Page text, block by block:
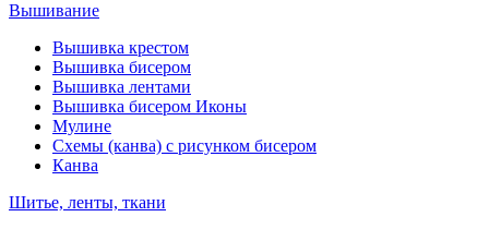
Вышивание
Вышивка крестом
Вышивка бисером
Вышивка лентами
Вышивка бисером Иконы
Мулине
Схемы (канва) с рисунком бисером
Канва
Шитье, ленты, ткани